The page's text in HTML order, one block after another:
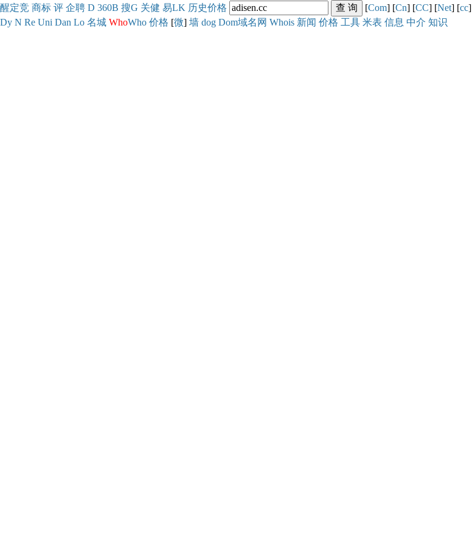
醒定竞 商标 评 企聘 D 360B 搜G 关健 易LK 历史价格 [Com] [Cn] [CC] [Net] [cc]
Dy N Re Uni Dan Lo 名城 WhoWho 价格 [微] 墙 dog Dom域名网 Whois 新闻 价格 工具 米表 信息 中介 知识